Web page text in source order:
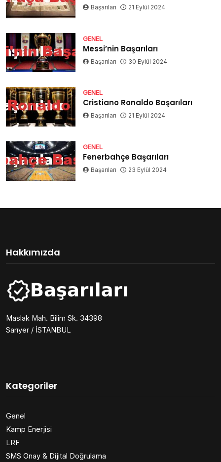
Başarıları 21 Eylül 2024
GENEL
Messi’nin Başarıları
Başarıları 30 Eylül 2024
GENEL
Cristiano Ronaldo Başarıları
Başarıları 21 Eylül 2024
GENEL
Fenerbahçe Başarıları
Başarıları 23 Eylül 2024
Hakkımızda
Maslak Mah. Bilim Sk. 34398
Sarıyer / İSTANBUL
Kategoriler
Genel
Kamp Enerjisi
LRF
SMS Onay & Dijital Doğrulama